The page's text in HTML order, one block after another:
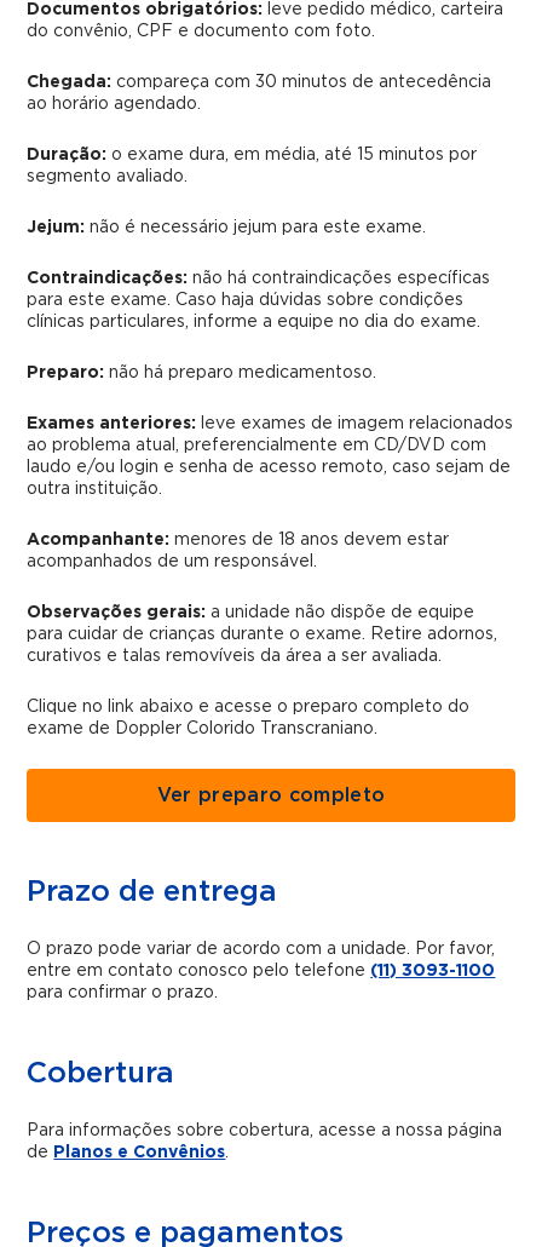
Documentos obrigatórios:
leve pedido médico, carteira
do convênio, CPF e documento com foto.
Chegada: compareça com 30 minutos de antecedência
ao horário agendado.
Duração: o exame dura, em média, até 15 minutos por
segmento avaliado.
Jejum: não é necessário jejum para este exame.
Contraindicações: não há contraindicações específicas
para este exame. Caso haja dúvidas sobre condições
clínicas particulares, informe a equipe no dia do exame.
Preparo:não há preparo medicamentoso.
Exames anteriores:
leve exames de imagem relacionados
ao problema atual, preferencialmente em CD/DVD com
laudo e/ou login e senha de acesso remoto, caso sejam de
outra instituição.
Acompanhante: menores de 18 anos devem estar
acompanhados de um responsável.
Observações gerais: a unidade não dispõe de equipe
para cuidar de crianças durante o exame. Retire adornos,
curativos e talas removíveis da área a ser avaliada.
Clique no link abaixo e acesse o preparo completo do
exame de Doppler Colorido Transcraniano.
Ver preparo completo
Prazo de entrega
O prazo pode variar de acordo com a unidade. Por favor,
entre em contato conosco pelo telefone (11) 3093-1100
para confirmar o prazo.
Cobertura
Para informações sobre cobertura, acesse a nossa página
de Planos e Convênios.
Preços e pagamentos